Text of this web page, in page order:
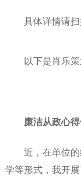
具体详情请扫
以下是肖乐
廉洁从政心
近，在单位
学等形式，我开